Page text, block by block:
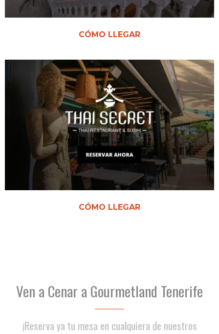
CÓMO LLEGAR
CÓMO LLEGAR
Ven a Cenar a Gourmetland Tenerife
¡Reserva ya tu mesa en cualquiera de nuestros